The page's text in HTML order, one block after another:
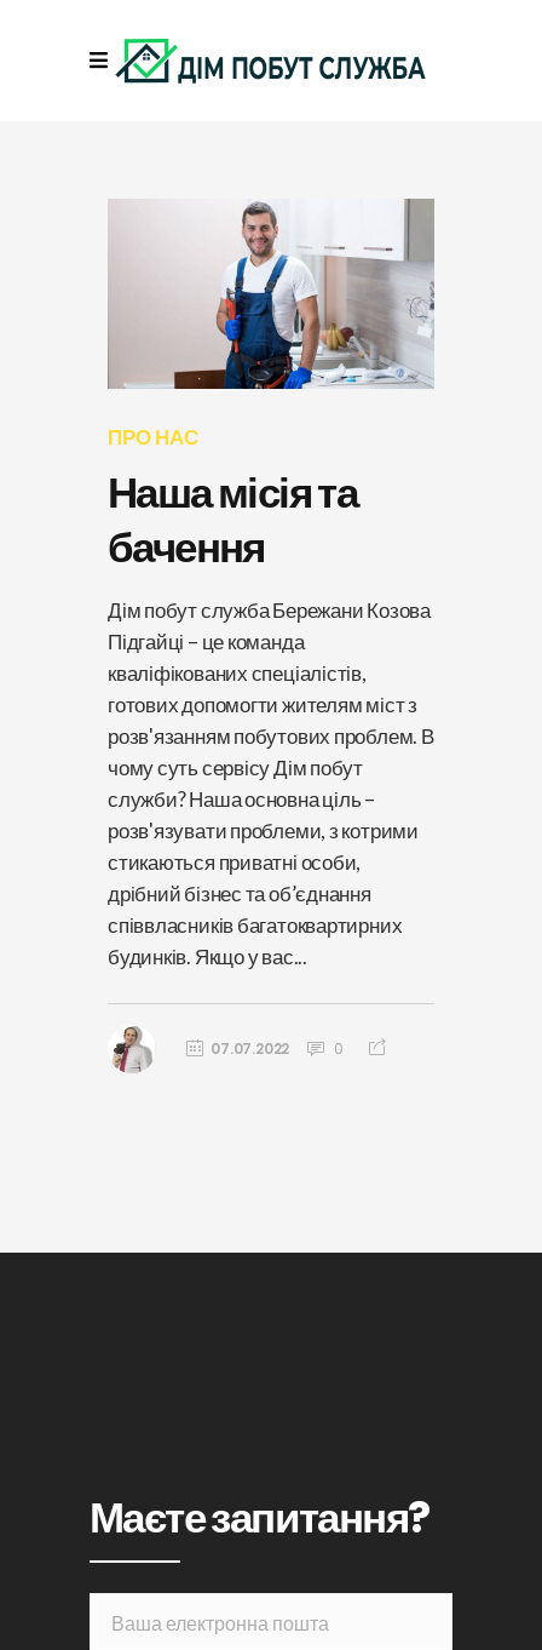
ПРО НАС
Наша місія та
бачення
Дім побут служба Бережани Козова
Підгайці – це команда
кваліфікованих спеціалістів,
готових допомогти жителям міст з
розв'язанням побутових проблем. В
чому суть сервісу Дім побут
служби? Наша основна ціль –
розв'язувати проблеми, з котрими
стикаються приватні особи,
дрібний бізнес та об’єднання
співвласників багатоквартирних
будинків. Якщо у вас...
07.07.2022 0
Маєте запитання?